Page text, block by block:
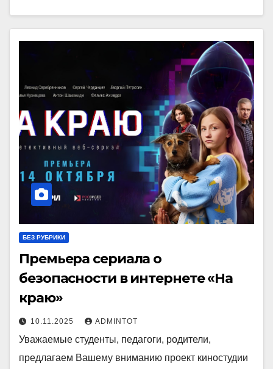
БЕЗ РУБРИКИ
Премьера сериала о
безопасности в интернете «На
краю»
10.11.2025 ADMINTOT
Уважаемые студенты, педагоги, родители,
предлагаем Вашему вниманию проект киностудии